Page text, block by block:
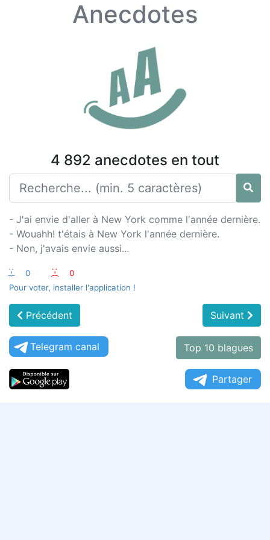
Anecdotes
4 892 anecdotes en tout
- J'ai envie d'aller à New York comme l'année dernière.
- Wouahh! t'étais à New York l'année dernière.
- Non, j'avais envie aussi...
:-) 0 :-(
0
Pour voter, installer l'application !
Précédent Suivant
Telegram canal Top 10 blagues
Partager